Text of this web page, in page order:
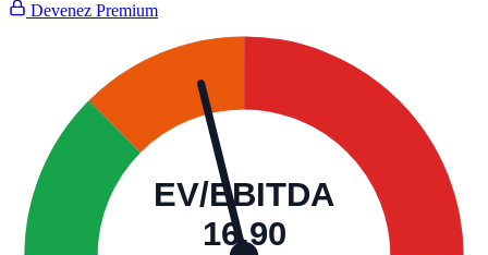
Devenez Premium
EV/EBITDA
16,90